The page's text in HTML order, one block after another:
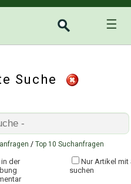
☰
Suche
/ Top 10 Suchanfragen
der
Nur Artikel
suchen